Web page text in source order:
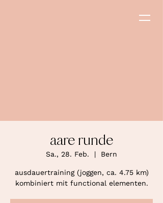
aare runde
Sa., 28. Feb.
  |
Bern
ausdauertraining (joggen, ca. 4.75 km)
kombiniert mit functional elementen.